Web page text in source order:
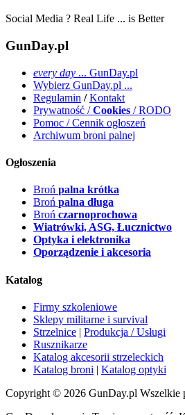
Social Media ? Real Life ... is Better
GunDay.pl
every day ... GunDay.pl
Wybierz GunDay.pl ...
Regulamin / Kontakt
Prywatność /Cookies / RODO
Pomoc / Cennik ogłoszeń
Archiwum broni palnej
Ogłoszenia
Broń palna krótka
Broń palna długa
Broń czarnoprochowa
Wiatrówki, ASG, Łucznictwo
Optyka i elektronika
Oporządzenie i akcesoria
Katalog
Firmy szkoleniowe
Sklepy militarne i survival
Strzelnice | Produkcja / Usługi
Rusznikarze
Katalog akcesorii strzeleckich
Katalog broni | Katalog optyki
Copyright © 2026 GunDay.pl Wszelkie